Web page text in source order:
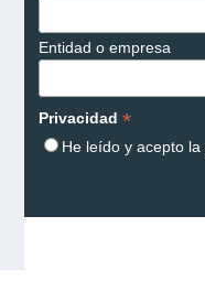
Entidad o empresa
Privacidad *
He leído y acepto la